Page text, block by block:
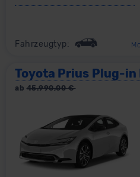
Fahrzeugtyp:
Toyota Prius Plug-in
ab 45.990,00€